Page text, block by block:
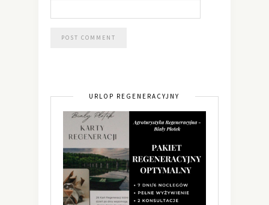
URLOP REGENERACYJNY